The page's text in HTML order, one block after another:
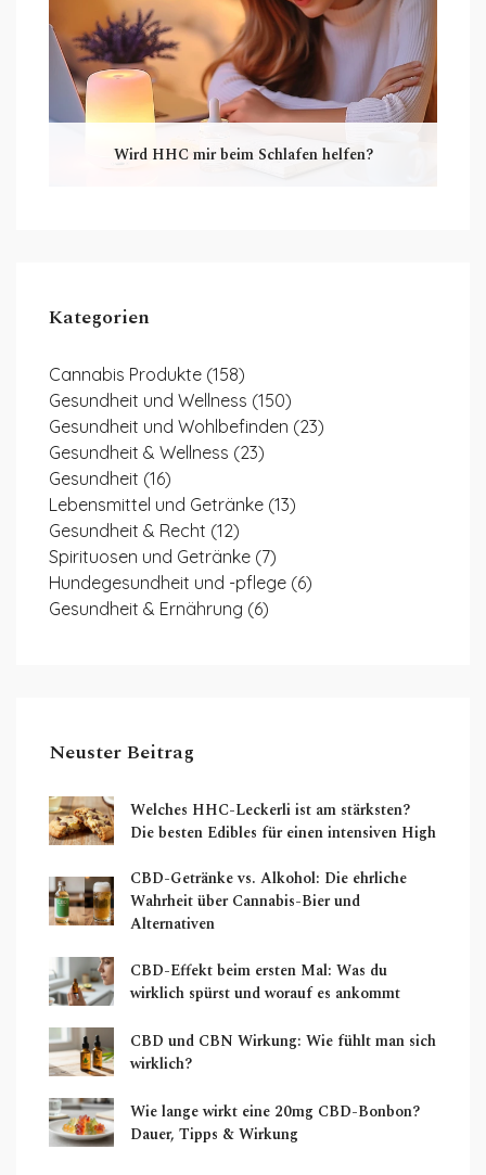
Wird HHC mir beim Schlafen helfen?
Kategorien
Cannabis Produkte (158)
Gesundheit und Wellness (150)
Gesundheit und Wohlbefinden (23)
Gesundheit & Wellness (23)
Gesundheit (16)
Lebensmittel und Getränke (13)
Gesundheit & Recht (12)
Spirituosen und Getränke (7)
Hundegesundheit und -pflege (6)
Gesundheit & Ernährung (6)
Neuster Beitrag
Welches HHC-Leckerli ist am stärksten?
Die besten Edibles für einen intensiven High
CBD-Getränke vs. Alkohol: Die ehrliche
Wahrheit über Cannabis-Bier und
Alternativen
CBD-Effekt beim ersten Mal: Was du
wirklich spürst und worauf es ankommt
CBD und CBN Wirkung: Wie fühlt man sich
wirklich?
Wie lange wirkt eine 20mg CBD-Bonbon?
Dauer, Tipps & Wirkung